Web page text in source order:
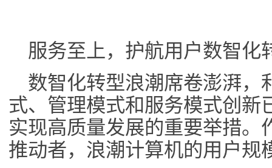
服务至上，护航用户数智化
数智化转型浪潮席卷澎湃，
式、管理模式和服务模式创新
实现高质量发展的重要举措。
推动者，浪潮计算机的用户规